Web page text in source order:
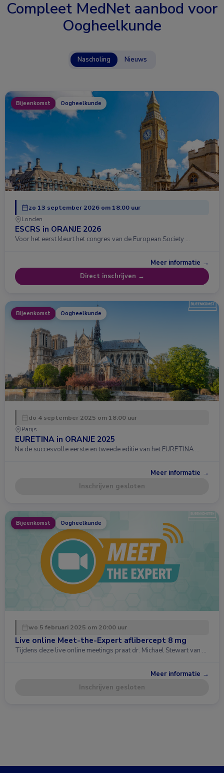
Compleet MedNet aanbod voor
Oogheelkunde
Nascholing Nieuws
Bijeenkomst Oogheelkunde
zo 13 september 2026 om 18:00 uur
Londen
ESCRS in ORANJE 2026
Voor het eerst kleurt het congres van de European Society …
Meer informatie →
Direct inschrijven →
Bijeenkomst Oogheelkunde
do 4 september 2025 om 18:00 uur
Parijs
EURETINA in ORANJE 2025
Na de succesvolle eerste en tweede editie van het EURETINA …
Meer informatie →
Inschrijven gesloten
Bijeenkomst Oogheelkunde
wo 5 februari 2025 om 20:00 uur
Live online Meet-the-Expert aflibercept 8 mg
Tijdens deze live online meetings praat dr. Michael Stewart van …
Meer informatie →
Inschrijven gesloten